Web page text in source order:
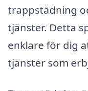
trappstädning
tjänster. Detta
enklare för dig
tjänster som